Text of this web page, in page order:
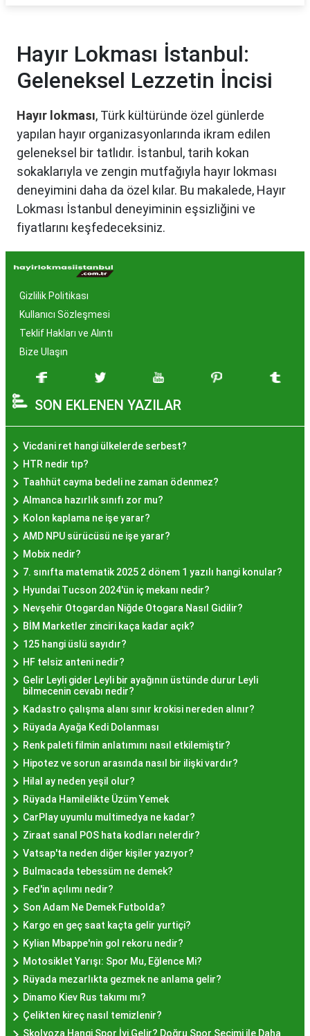
Hayır Lokması İstanbul:
Geleneksel Lezzetin İncisi
Hayır lokması, Türk kültüründe özel günlerde
yapılan hayır organizasyonlarında ikram edilen
geleneksel bir tatlıdır. İstanbul, tarih kokan
sokaklarıyla ve zengin mutfağıyla hayır lokması
deneyimini daha da özel kılar. Bu makalede, Hayır
Lokması İstanbul deneyiminin eşsizliğini ve
fiyatlarını keşfedeceksiniz.
Hayır Lokması İstanbul'da
Neden Popüler?
İstanbul, tarih ve kültür mirasıyla öne çıkan bir
şehir olmasıyla birlikte, geleneksel lezzetlerle de
zenginleşmiştir. Hayır lokması, özel günlerde
hazırlanan ve lezzetiyle damaklarda unutulmaz
izler bırakan bir tatlıdır. İstanbul'da popüler
olmasının arkasında bu eşsiz lezzetin herkesi
cezbetmesi ve geleneksel dokunuşlarla
hazırlanması yatmaktadır.
Hayır Lokması İstanbul'da
Nerede Bulunur?
İstanbul genelinde birçok yerel işletme ve
tatları sevenler için Sultanahmet, Eminönü, ve
Eyüp gibi tarihi semtlerdeki lokantalarda Hayır
Lokması deneyimi daha da özel olabilir. Ayrıca,
Beyoğlu, Kadıköy, ve Beşiktaş gibi modern
semtlerde de bu lezzeti bulabilirsiniz.
Hayır Lokması Fiyatları
İstanbul'da Nasıl?
Hayır lokması fiyatları İstanbul genelinde
mekanlara ve sunulan hizmete göre değişiklik
gösterir. Genellikle porsiyon bazında satılan hayır
lokmalarının fiyatları uygun olup, lezzetin
kalitesiyle uyumlu bir deneyim sunar. İstanbul'da
farklı mekanlarda çeşitli fiyat seçeneklerini
değerlendirerek, bütçenize uygun bir hayır lokması
bulabilirsiniz.
Hayır Lokması İstanbul
Deneyiminde Nelere Dikkat
Edilmeli?
İstanbul'da hayır lokması deneyimini daha özel
kılmak için birkaç öneri:
Geleneksel Mekanları Tercih Edin:
Gizlilik Politikası
Kullanıcı Sözleşmesi
Teklif Hakları ve Alıntı
Bize Ulaşın
SON EKLENEN YAZILAR
Vicdani ret hangi ülkelerde serbest?
HTR nedir tıp?
Taahhüt cayma bedeli ne zaman ödenmez?
Almanca hazırlık sınıfı zor mu?
Kolon kaplama ne işe yarar?
AMD NPU sürücüsü ne işe yarar?
Mobix nedir?
7. sınıfta matematik 2025 2 dönem 1 yazılı hangi konular?
Hyundai Tucson 2024'ün iç mekanı nedir?
Nevşehir Otogardan Niğde Otogara Nasıl Gidilir?
BİM Marketler zinciri kaça kadar açık?
125 hangi üslü sayıdır?
HF telsiz anteni nedir?
Gelir Leyli gider Leyli bir ayağının üstünde durur Leyli
bilmecenin cevabı nedir?
Kadastro çalışma alanı sınır krokisi nereden alınır?
Rüyada Ayağa Kedi Dolanması
Renk paleti filmin anlatımını nasıl etkilemiştir?
Hipotez ve sorun arasında nasıl bir ilişki vardır?
Hilal ay neden yeşil olur?
Rüyada Hamilelikte Üzüm Yemek
CarPlay uyumlu multimedya ne kadar?
Ziraat sanal POS hata kodları nelerdir?
Vatsap'ta neden diğer kişiler yazıyor?
Bulmacada tebessüm ne demek?
Fed'in açılımı nedir?
Son Adam Ne Demek Futbolda?
Kargo en geç saat kaçta gelir yurtiçi?
Kylian Mbappe'nin gol rekoru nedir?
Motosiklet Yarışı: Spor Mu, Eğlence Mi?
Rüyada mezarlıkta gezmek ne anlama gelir?
Dinamo Kiev Rus takımı mı?
Çelikten kireç nasıl temizlenir?
Skolyoza Hangi Spor İyi Gelir? Doğru Spor Seçimi ile Daha